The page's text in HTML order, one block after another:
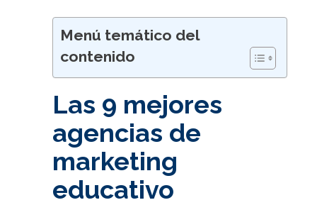
Menú temático del
contenido
Las 9 mejores
agencias de
marketing
educativo